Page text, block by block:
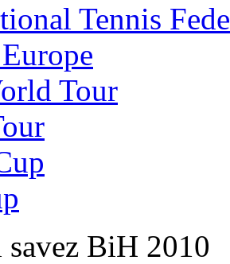
Tennis
Tour
BiH 2010